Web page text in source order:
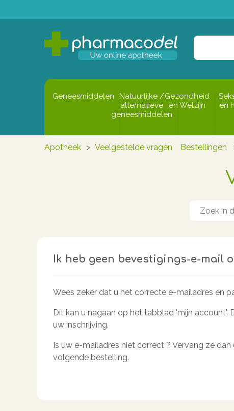
Geneesmiddelen
Natuurlijke /
alternatieve
geneesmiddelen
Gezondheid
en Welzijn
en
Apotheek > Veelgestelde vragen Bestellingen
Ik heb geen bevestigings-e-mail
Wees zeker dat u het correcte e-mailadres en
Dit kan u nagaan op het tabblad 'mijn account'.
uw inschrijving.
Is uw e-mailadres niet correct ? Vervang ze
volgende bestelling.